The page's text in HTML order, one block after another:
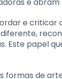
e
e criticar
Este papel
de